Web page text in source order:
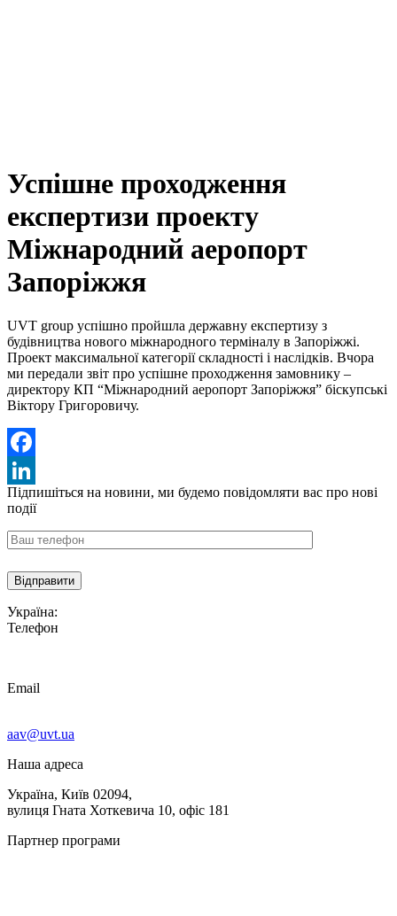
Успішне проходження
експертизи проекту
Міжнародний аеропорт
Запоріжжя
UVT group успішно пройшла державну експертизу з
будівництва нового міжнародного терміналу в Запоріжжі.
Проект максимальної категорії складності і наслідків. Вчора
ми передали звіт про успішне проходження замовнику –
директору КП “Міжнародний аеропорт Запоріжжя” біскупські
Віктору Григоровичу.
Facebook
LinkedIn
Підпишіться на новини, ми будемо повідомляти вас про нові
події
Україна:
Телефон
Email
aav@uvt.ua
Наша адреса
Україна, Київ 02094,
вулиця Гната Хоткевича 10, офіс 181
Партнер програми